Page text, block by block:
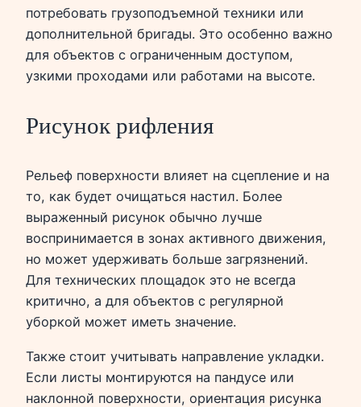
потребовать грузоподъемной техники или
дополнительной бригады. Это особенно важно
для объектов с ограниченным доступом,
узкими проходами или работами на высоте.
Рисунок рифления
Рельеф поверхности влияет на сцепление и на
то, как будет очищаться настил. Более
выраженный рисунок обычно лучше
воспринимается в зонах активного движения,
но может удерживать больше загрязнений.
Для технических площадок это не всегда
критично, а для объектов с регулярной
уборкой может иметь значение.
Также стоит учитывать направление укладки.
Если листы монтируются на пандусе или
наклонной поверхности, ориентация рисунка